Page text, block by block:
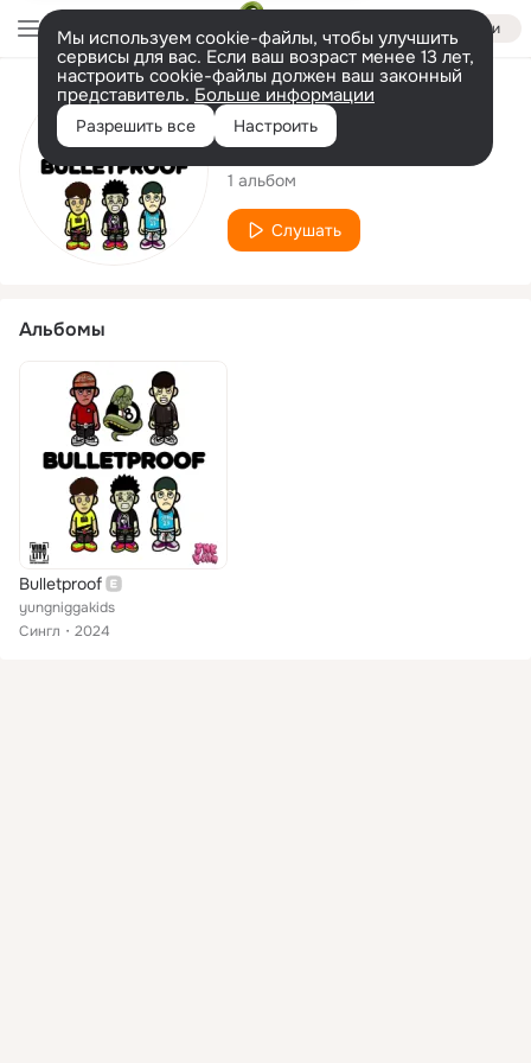
Войти
Мы используем cookie-файлы, чтобы улучшить
сервисы для вас. Если ваш возраст менее 13 лет,
настроить cookie-файлы должен ваш законный
представитель. Больше информации
Разрешить все Настроить
Исполнитель
yungniggakids
1 альбом
Слушать
Альбомы
Bulletproof
yungniggakids
Сингл
2024